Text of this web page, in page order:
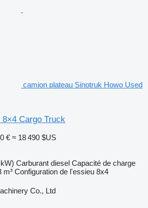
camion plateau Sinotruk Howo Used
Cargo Truck
€ ≈ 18 490 $US
Carburant diesel Capacité de charge
m³ Configuration de l'essieu 8x4
Co., Ltd